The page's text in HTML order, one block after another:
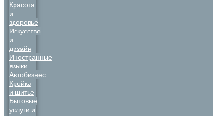
Красота
и
здоровье
Искусство
и
дизайн
Иностранные
языки
Автобизнес
Кройка
и шитье
Бытовые
услуги и